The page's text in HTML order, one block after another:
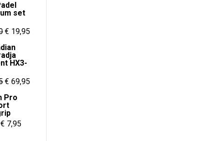
set
Oorspronkelijke
prijs
was:
€ 19,95
HX3-
Oorspronkelijke
prijs
was:
€ 89,95.
€ 69,95
Pro
Oorspronkelijke
€ 7,95